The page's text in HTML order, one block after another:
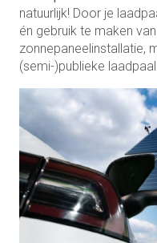
natuurlijk! Door je
én gebruik te maken
zonnepaneelinstallatie,
(semi-)publieke laadpaal.